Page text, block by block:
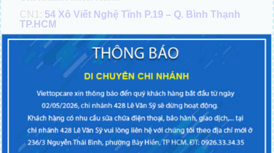
CN1: 54 Xô Viết Nghệ Tĩnh P.19 – Q. Bình Thạnh
TP.HCM
(Gọi 0911 88 99 11 hoặc 088 839 2424 )
428 Lê Văn Sỹ P.2 Q.Tân bình TPHCM
(Gọi 0911 88 99 11 hoặc 088 839 2424 )
CN3:247-249 Sư Vạn Hạnh P.9 Q.10, Tp.HCM(cạnh
chùa Ấn Quang)
(Gọi 0911 88 99 11 hoặc 088 839 2424 )
CN4:81 Dương Văn Cam P.Linh Tây Q. Thủ Đức
TPHCM (Gần chợ Thủ Đức)